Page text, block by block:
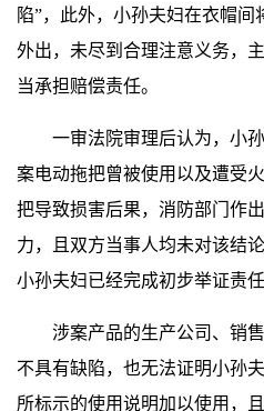
陷”，此外，小孙夫妇在衣帽
外出，未尽到合理注意义务，
当承担赔偿责任。
一审法院审理后认为，小
案电动拖把曾被使用以及遭受
把导致损害后果，消防部门作
力，且双方当事人均未对该结
小孙夫妇已经完成初步举证责任
涉案产品的生产公司、销
不具有缺陷，也无法证明小孙
所标示的使用说明加以使用，